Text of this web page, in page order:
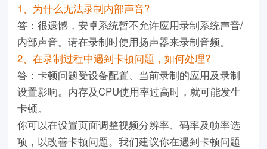
1、为什么无法录制内部声音?
答：很遗憾，安卓系统暂不允许应用录制系统声音/
内部声音。请在录制时使用扬声器来录制音频。
2、在录制过程中遇到卡顿问题，如何处理?
答：卡顿问题受设备配置、当前录制的应用及录制
设置影响。内存及CPU使用率过高时，就可能发生
卡顿。
你可以在设置页面调整视频分辨率、码率及帧率选
项，以改善卡顿问题。我们建议你在遇到卡顿问题